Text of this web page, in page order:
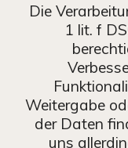
Die
1 lit. f
Weitergabe
der Daten
uns